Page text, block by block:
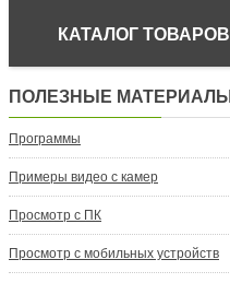
КАТАЛОГ ТОВАРОВ
ПОЛЕЗНЫЕ МАТЕРИАЛЫ
Программы
Примеры видео с камер
Просмотр с ПК
Просмотр с мобильных устройств